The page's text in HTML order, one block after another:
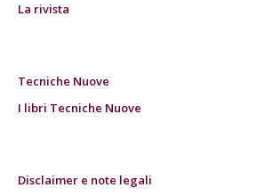
La rivista
Tecniche Nuove
I libri Tecniche Nuove
Disclaimer e note legali